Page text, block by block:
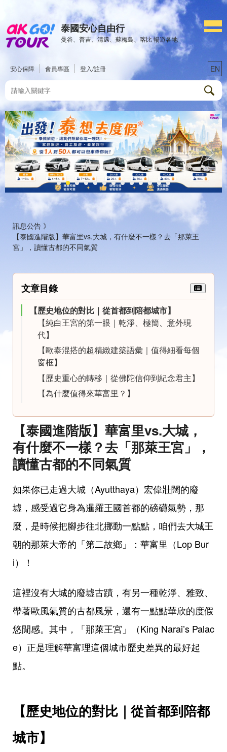
泰國安心自由行
曼谷、普吉、清邁、蘇梅島、喀比 暢遊各地
安心保障 會員專區 登入/註冊 EN
訊息公告 》
【泰國進階版】華富里vs.大城，有什麼不一樣？去「那萊王
宮」，讀懂古都的不同氣質
文章目錄
【歷史地位的對比｜從首都到陪都城市】
【純白王宮的第一眼｜乾淨、極簡、意外現
代】
【歐泰混搭的超精緻建築語彙｜值得細看每個
窗框】
【歷史重心的轉移｜從佛陀信仰到紀念君主】
【為什麼值得來華富里？】
【泰國進階版】華富里vs.大城，
有什麼不一樣？去「那萊王宮」，
讀懂古都的不同氣質
如果你已走過大城（Ayutthaya）宏偉壯闊的廢
墟，感受過它身為暹羅王國首都的磅礴氣勢，那
麼，是時候把腳步往北挪動一點點，咱們去大城王
朝的那萊大帝的「第二故鄉」：華富里（Lop Bur
i）！
這裡沒有大城的廢墟古蹟，有另一種乾淨、雅致、
帶著歐風氣質的古都風景，還有一點點華欣的度假
悠閒感。其中，「那萊王宮」（King Narai’s Palac
e）正是理解華富理這個城市歷史差異的最好起
點。
【歷史地位的對比｜從首都到陪都
城市】